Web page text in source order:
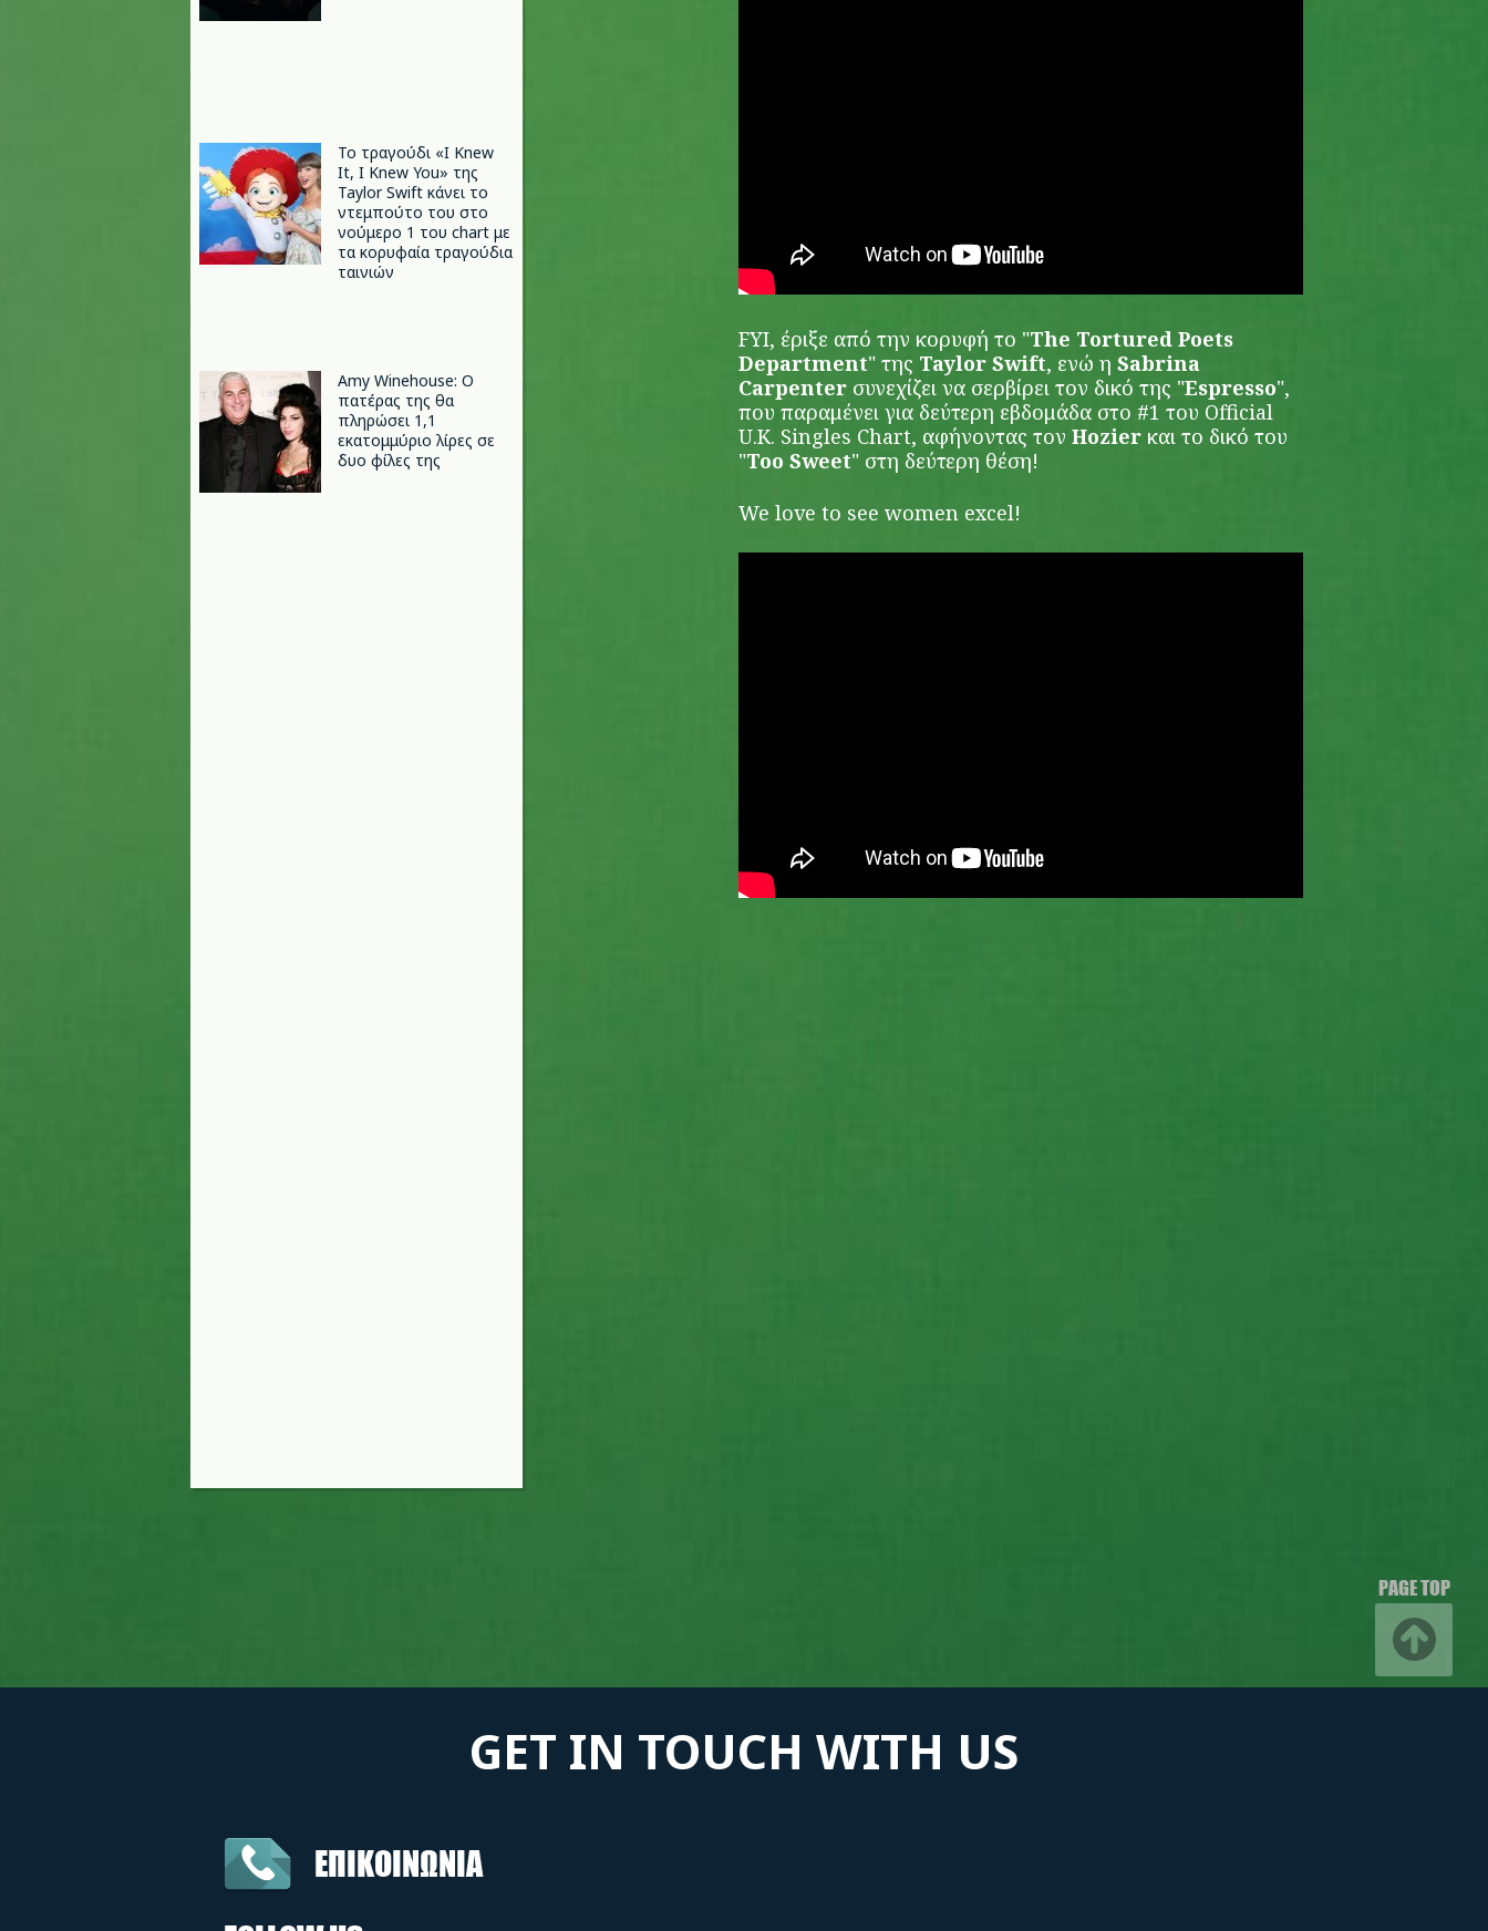
Το τραγούδι «I Knew
It, I Knew You» της
Taylor Swift κάνει το
ντεμπούτο του στο
νούμερο 1 του chart με
τα κορυφαία τραγούδια
ταινιών
Amy Winehouse: Ο
πατέρας της θα
πληρώσει 1,1
εκατομμύριο λίρες σε
δυο φίλες της
FYI, έριξε από την κορυφή το "The Tortured Poets
Department" της Taylor Swift, ενώ η Sabrina
Carpenter συνεχίζει να σερβίρει τον δικό της "Espresso",
που παραμένει για δεύτερη εβδομάδα στο #1 του Official
U.K. Singles Chart, αφήνοντας τον Hozier και το δικό του
"Too Sweet" στη δεύτερη θέση!
We love to see women excel!
PAGE TOP
GET IN TOUCH WITH US
ΕΠΙΚΟΙΝΩΝΙΑ